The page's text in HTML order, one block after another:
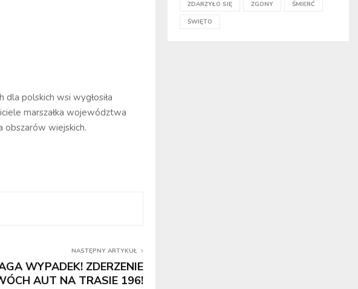
polskich wsi wygłosiła
marszałka województwa
obszarów wiejskich.
NASTĘPNY ARTYKUŁ
WYPADEK! ZDERZENIE
AUT NA TRASIE 196!
ZDARZYŁO SIĘ ZGONY ŚMIERĆ
ŚWIĘTO